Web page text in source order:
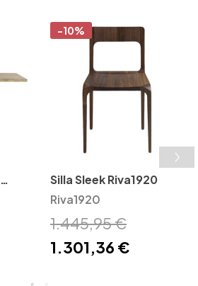
-10%
Silla Sleek Riva1920
Riva1920
1.445,95 €
1.301,36 €